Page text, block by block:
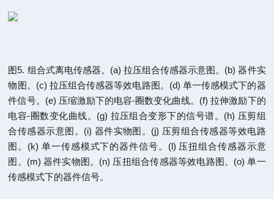
图5. 组合式离电传感器。(a) 拉压组合传感器示意图。(b) 器件实
物图。(c) 拉压组合传感器等效电路图。(d) 单一传感模式下的器
件信号。(e) 压缩激励下的电容-圈数变化曲线。(f) 拉伸激励下的
电容-圈数变化曲线。(g) 拉压组合变形下的信号谱。(h) 压剪组
合传感器示意图。(i) 器件实物图。(j) 压剪组合传感器等效电路
图。(k) 单一传感模式下的器件信号。(l) 压扭组合传感器示意
图。(m) 器件实物图。(n) 压扭组合传感器等效电路图。(o) 单一
传感模式下的器件信号。